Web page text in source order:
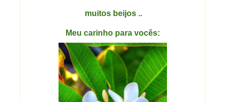
muitos beijos ..
Meu carinho para vocês: